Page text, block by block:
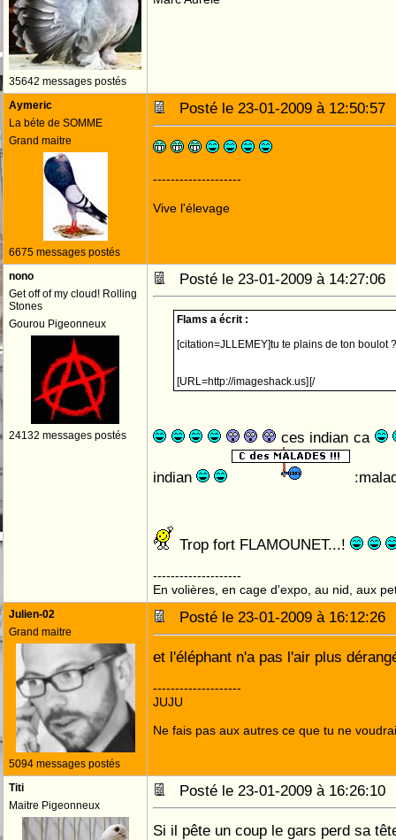
35642 messages postés
Aymeric
La béte de SOMME
Grand maitre
6675 messages postés
Posté le 23-01-2009 à
--------------------
Vive l'élevage
nono
Get off of my cloud! Rolling
Stones
Gourou Pigeonneux
24132 messages postés
Posté le 23-01-2009 à
Flams a écrit :
[citation=JLLEMEY]tu te plains de ton boulot
[URL=http://imageshack.us] [/
ces indian ca
indian
Trop fort FLAMOUNET...!
--------------------
En volières, en cage d'expo, au nid, aux
Julien-02
Grand maitre
5094 messages postés
Posté le 23-01-2009 à
et l'éléphant n'a pas l'air plus
--------------------
JUJU
Ne fais pas aux autres ce que tu ne
Titi
Maitre Pigeonneux
Posté le 23-01-2009 à
Si il pête un coup le gars perd sa